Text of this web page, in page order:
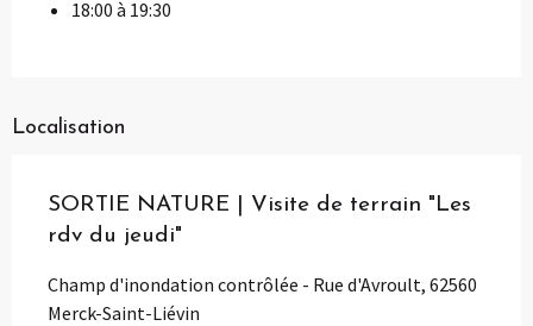
18:00 à 19:30
Localisation
SORTIE NATURE | Visite de terrain "Les
rdv du jeudi"
Champ d'inondation contrôlée - Rue d'Avroult, 62560
Merck-Saint-Liévin